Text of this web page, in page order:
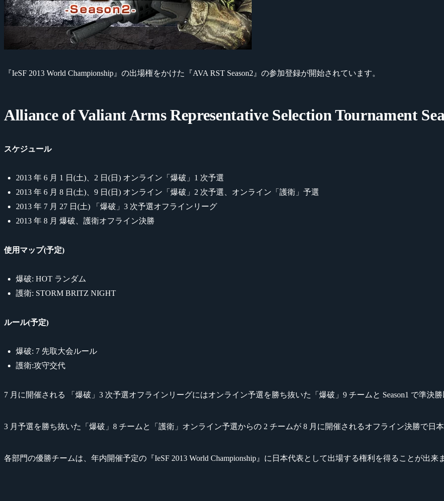
『IeSF 2013 World Championship』の出場権をかけた『AVA RST Season2』の参加登録が開始されています。
Alliance of Valiant Arms Representative Selection Tournament
スケジュール
2013 年 6 月 1 日(土)、2 日(日) オンライン「爆破」1 次予選
2013 年 6 月 8 日(土)、9 日(日) オンライン「爆破」2 次予選、オンライン「護衛」予選
2013 年 7 月 27 日(土) 「爆破」3 次予選オフラインリーグ
2013 年 8 月 爆破、護衛オフライン決勝
使用マップ(予定)
爆破: HOT ランダム
護衛: STORM BRITZ NIGHT
ルール(予定)
爆破: 7 先取大会ルール
護衛:攻守交代
7 月に開催される 「爆破」3 次予選オフラインリーグにはオンライン予選を勝ち抜いた「爆破」9 チームと Season1 で準決
3 月予選を勝ち抜いた「爆破」8 チームと「護衛」オンライン予選からの 2 チームが 8 月に開催されるオフライン決勝で日
各部門の優勝チームは、年内開催予定の『IeSF 2013 World Championship』に日本代表として出場する権利を得ることが出来